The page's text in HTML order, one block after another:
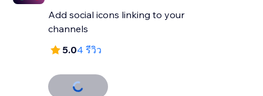
Add social icons linking to your
channels
5.04 รีวิว